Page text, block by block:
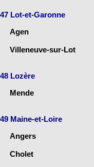
47 Lot-et-Garonne
Agen
Villeneuve-sur-Lot
48 Lozère
Mende
49 Maine-et-Loire
Angers
Cholet